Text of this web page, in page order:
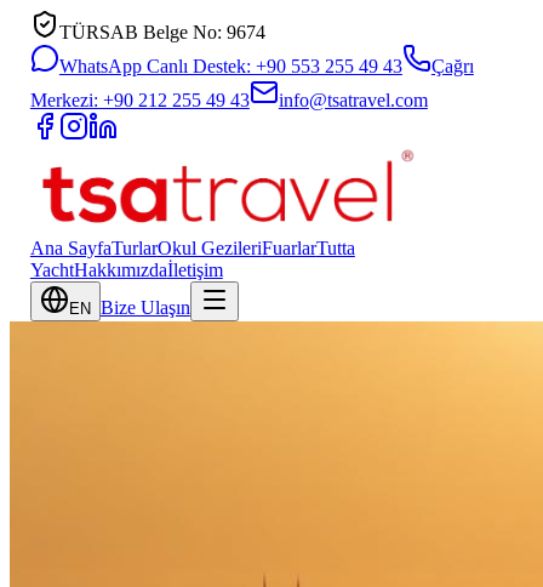
TÜRSAB Belge No: 9674
WhatsApp Canlı Destek: +90 553 255 49 43
Çağrı
Merkezi: +90 212 255 49 43
info@tsatravel.com
Ana SayfaTurlarOkul GezileriFuarlarTutta
YachtHakkımızdaİletişim
EN Bize Ulaşın